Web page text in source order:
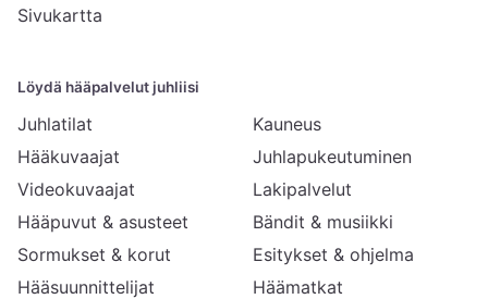
Sivukartta
Löydä hääpalvelut juhliisi
Juhlatilat
Hääkuvaajat
Videokuvaajat
Hääpuvut & asusteet
Sormukset & korut
Hääsuunnittelijat
Kauneus
Juhlapukeutuminen
Lakipalvelut
Bändit & musiikki
Esitykset & ohjelma
Häämatkat